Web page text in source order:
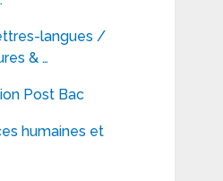
langues /
& …
Post Bac
humaines et